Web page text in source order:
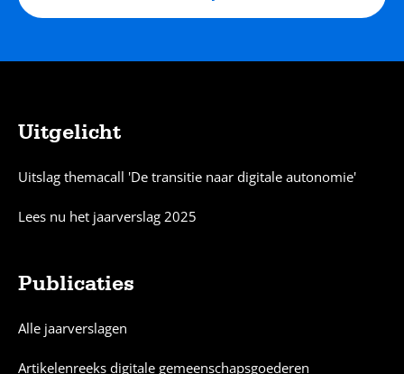
Uitgelicht
Uitslag themacall 'De transitie naar digitale autonomie'
Lees nu het jaarverslag 2025
Publicaties
Alle jaarverslagen
Artikelenreeks digitale gemeenschapsgoederen